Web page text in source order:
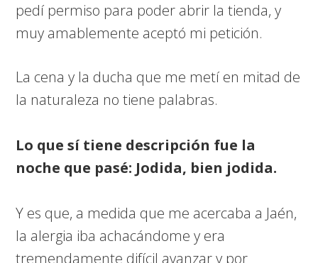
pedí permiso para poder abrir la tienda, y
muy amablemente aceptó mi petición.
La cena y la ducha que me metí en mitad de
la naturaleza no tiene palabras.
Lo que sí tiene descripción fue la
noche que pasé: Jodida, bien jodida.
Y es que, a medida que me acercaba a Jaén,
la alergia iba achacándome y era
tremendamente difícil avanzar y por